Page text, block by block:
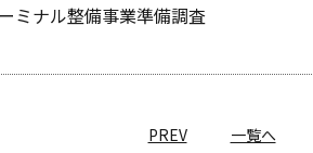
ミナル整備事業準備調査
PREV 一覧へ